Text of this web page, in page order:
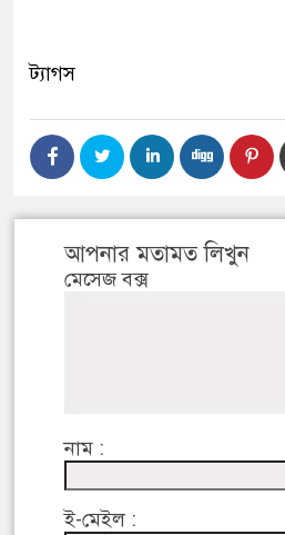
ট্যাগস
আপনার মতামত লিখুন
মেসেজ বক্স
নাম :
ই-মেইল :